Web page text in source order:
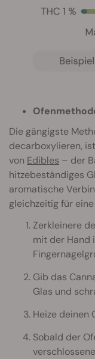
Die gängigste
decarboxylieren,
von Edibles – der
hitzebeständiges
aromatische
gleichzeitig für
Zerkleinere
mit der Hand
Gib das
Glas und
Heize deinen
Sobald der